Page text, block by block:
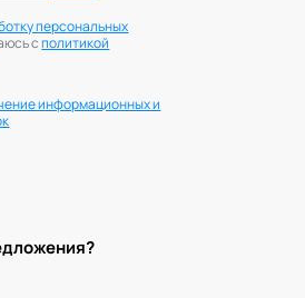
персональных
сполитикой
информационных и